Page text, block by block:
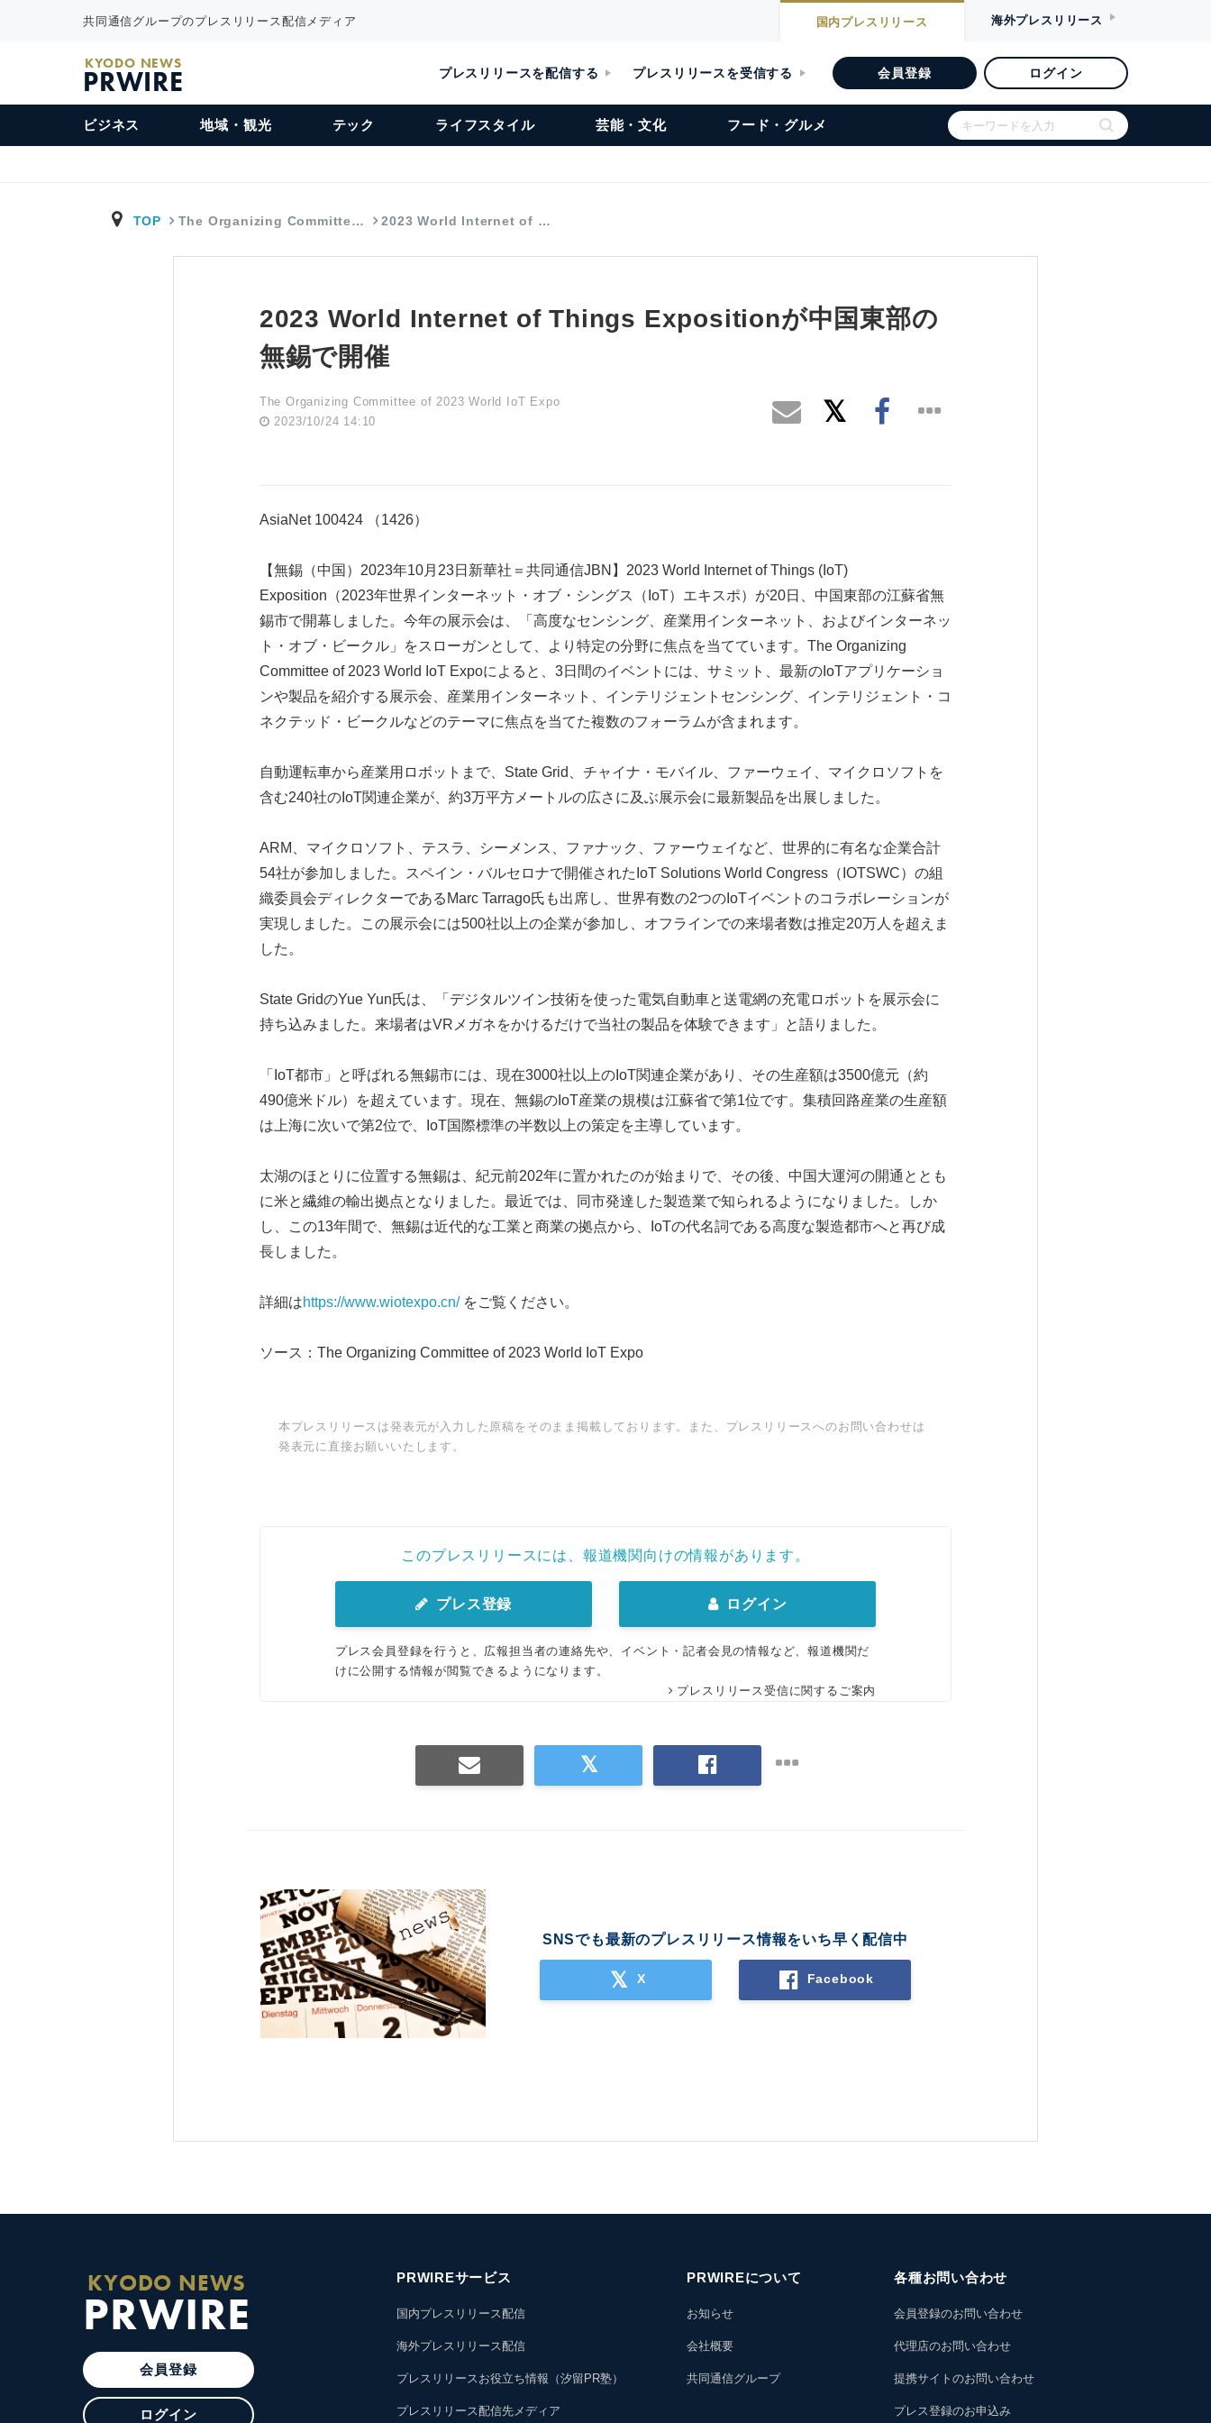
共同通信グループのプレスリリース配信メディア 国内プレスリリース 海外プレスリリース
KYODO NEWS
PRWIRE プレスリリースを配信する プレスリリースを受信する 会員登録 ログイン
ビジネス 地域・観光 テック ライフスタイル 芸能・文化 フード・グルメ
TOP The Organizing Committe… 2023 World Internet of …
2023 World Internet of Things Expositionが中国東部の
無錫で開催
The Organizing Committee of 2023 World IoT Expo
2023/10/24 14:10
AsiaNet 100424 （1426）
【無錫（中国）2023年10月23日新華社＝共同通信JBN】2023 World Internet of Things (IoT)
Exposition（2023年世界インターネット・オブ・シングス（IoT）エキスポ）が20日、中国東部の江蘇省無
錫市で開幕しました。今年の展示会は、「高度なセンシング、産業用インターネット、およびインターネッ
ト・オブ・ビークル」をスローガンとして、より特定の分野に焦点を当てています。The Organizing
Committee of 2023 World IoT Expoによると、3日間のイベントには、サミット、最新のIoTアプリケーショ
ンや製品を紹介する展示会、産業用インターネット、インテリジェントセンシング、インテリジェント・コ
ネクテッド・ビークルなどのテーマに焦点を当てた複数のフォーラムが含まれます。
自動運転車から産業用ロボットまで、State Grid、チャイナ・モバイル、ファーウェイ、マイクロソフトを
含む240社のIoT関連企業が、約3万平方メートルの広さに及ぶ展示会に最新製品を出展しました。
ARM、マイクロソフト、テスラ、シーメンス、ファナック、ファーウェイなど、世界的に有名な企業合計
54社が参加しました。スペイン・バルセロナで開催されたIoT Solutions World Congress（IOTSWC）の組
織委員会ディレクターであるMarc Tarrago氏も出席し、世界有数の2つのIoTイベントのコラボレーションが
実現しました。この展示会には500社以上の企業が参加し、オフラインでの来場者数は推定20万人を超えま
した。
State GridのYue Yun氏は、「デジタルツイン技術を使った電気自動車と送電網の充電ロボットを展示会に
持ち込みました。来場者はVRメガネをかけるだけで当社の製品を体験できます」と語りました。
「IoT都市」と呼ばれる無錫市には、現在3000社以上のIoT関連企業があり、その生産額は3500億元（約
490億米ドル）を超えています。現在、無錫のIoT産業の規模は江蘇省で第1位です。集積回路産業の生産額
は上海に次いで第2位で、IoT国際標準の半数以上の策定を主導しています。
太湖のほとりに位置する無錫は、紀元前202年に置かれたのが始まりで、その後、中国大運河の開通ととも
に米と繊維の輸出拠点となりました。最近では、同市発達した製造業で知られるようになりました。しか
し、この13年間で、無錫は近代的な工業と商業の拠点から、IoTの代名詞である高度な製造都市へと再び成
長しました。
詳細はhttps://www.wiotexpo.cn/をご覧ください。
ソース：The Organizing Committee of 2023 World IoT Expo
本プレスリリースは発表元が入力した原稿をそのまま掲載しております。また、プレスリリースへのお問い合わせは
発表元に直接お願いいたします。
このプレスリリースには、報道機関向けの情報があります。
プレス登録 ログイン
プレス会員登録を行うと、広報担当者の連絡先や、イベント・記者会見の情報など、報道機関だ
けに公開する情報が閲覧できるようになります。
プレスリリース受信に関するご案内
SNSでも最新のプレスリリース情報をいち早く配信中
X Facebook
KYODO NEWS
PRWIRE
会員登録
ログイン
PRWIREサービス
国内プレスリリース配信
海外プレスリリース配信
プレスリリースお役立ち情報（汐留PR塾）
プレスリリース配信先メディア
PRWIREについて
お知らせ
会社概要
共同通信グループ
各種お問い合わせ
会員登録のお問い合わせ
代理店のお問い合わせ
提携サイトのお問い合わせ
プレス登録のお申込み
English